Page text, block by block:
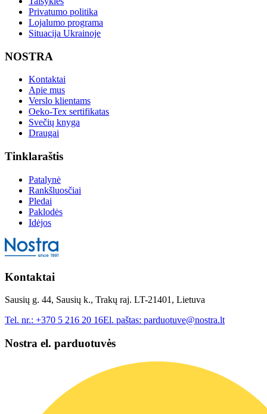
Privatumo politika
Lojalumo programa
Situacija Ukrainoje
NOSTRA
Kontaktai
Apie mus
Verslo klientams
Oeko-Tex sertifikatas
Svečių knyga
Draugai
Tinklaraštis
Patalynė
Rankšluosčiai
Pledai
Paklodės
Idėjos
Kontaktai
Sausių g. 44, Sausių k., Trakų raj. LT-21401, Lietuva
Tel. nr.: +370 5 216 20 16El. paštas: parduotuve@nostra.lt
Nostra el. parduotuvės